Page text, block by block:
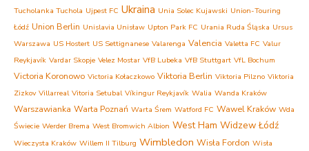
Tucholanka Tuchola Ujpest FC Ukraina Unia Solec Kujawski Union-Touring
Łódź Union Berlin Unislavia Unisław Upton Park FC Urania Ruda Śląska Ursus
Warszawa US Hostert US Settignanese Valarenga Valencia Valetta FC Valur
Reykjavík Vardar Skopje Velez Mostar VfB Lubeka VfB Stuttgart VfL Bochum
Victoria Koronowo Victoria Kołaczkowo Viktoria Berlin Viktoria Pilzno Viktoria
Zizkov Villarreal Vitoria Setubal Víkingur Reykjavík Walia Wanda Kraków
Warszawianka Warta Poznań Warta Śrem Watford FC Wawel Kraków Wda
Świecie Werder Brema West Bromwich Albion West Ham Widzew Łódź
Wieczysta Kraków Willem II Tilburg Wimbledon Wisła Fordon Wisła